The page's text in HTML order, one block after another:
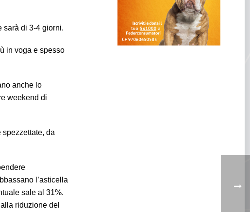
sarà di 3-4 giorni.
in voga e spesso
anche lo
weekend di
da
l’asticella
sale al 31%.
riduzione del